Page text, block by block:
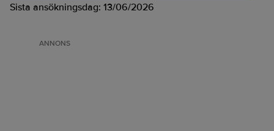
Sista ansökningsdag: 13/06/2026
ANNONS